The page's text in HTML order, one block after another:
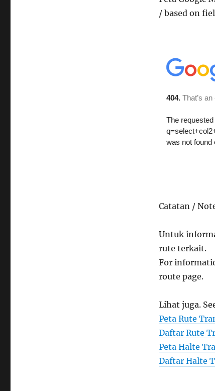
/ based on
Catatan /
Untuk
rute terkait.
For
route page.
Lihat juga.
Peta Rute
Daftar Rute
Peta Halte
Daftar Halte